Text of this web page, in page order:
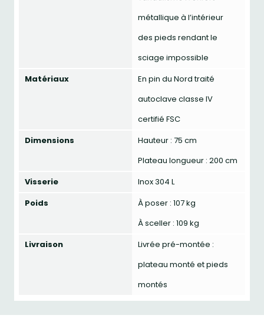
métallique à l’intérieur
des pieds rendant le
sciage impossible
Matériaux
En pin du Nord traité
autoclave classe IV
certifié FSC
Dimensions
Hauteur : 75 cm
Plateau longueur : 200 cm
Visserie
Inox 304 L
Poids
À poser : 107 kg
À sceller : 109 kg
Livraison
Livrée pré-montée :
plateau monté et pieds
montés